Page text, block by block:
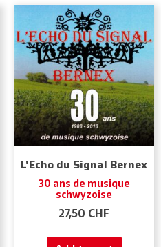
L'Echo du Signal Bernex
30 ans de musique
schwyzoise
27,50 CHF